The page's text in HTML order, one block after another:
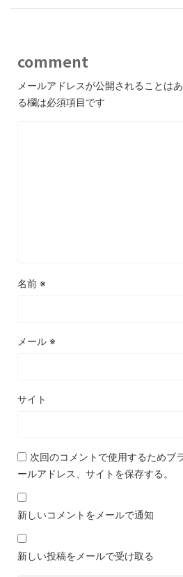
comment
メールアドレスが公開されることはあ
る欄は必須項目です
名前 ※
メール ※
サイト
次回のコメントで使用するためブ
ールアドレス、サイトを保存する。
新しいコメントをメールで通知
新しい投稿をメールで受け取る